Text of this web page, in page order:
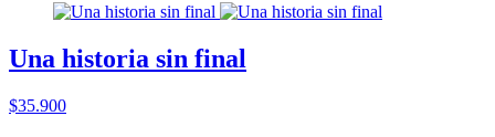
Una historia sin final
$35.900